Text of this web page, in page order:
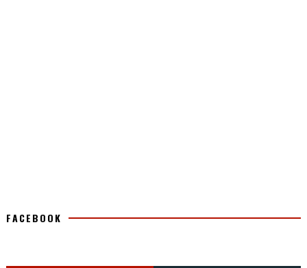
FACEBOOK